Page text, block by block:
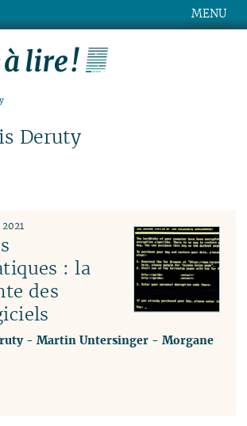
MENU
Deruty
: la
des
-Martin Untersinger -Morgane